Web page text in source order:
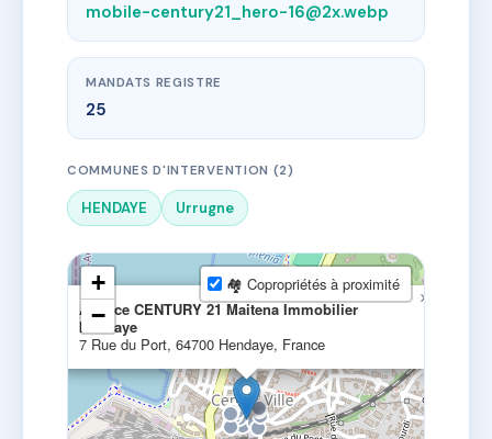
mobile-century21_hero-16@2x.webp
MANDATS REGISTRE
25
COMMUNES D'INTERVENTION (2)
HENDAYE Urrugne
Agence CENTURY 21 Maitena Immobilier
Hendaye
7 Rue du Port, 64700 Hendaye, France
×
+
−
🏘 Copropriétés à proximité